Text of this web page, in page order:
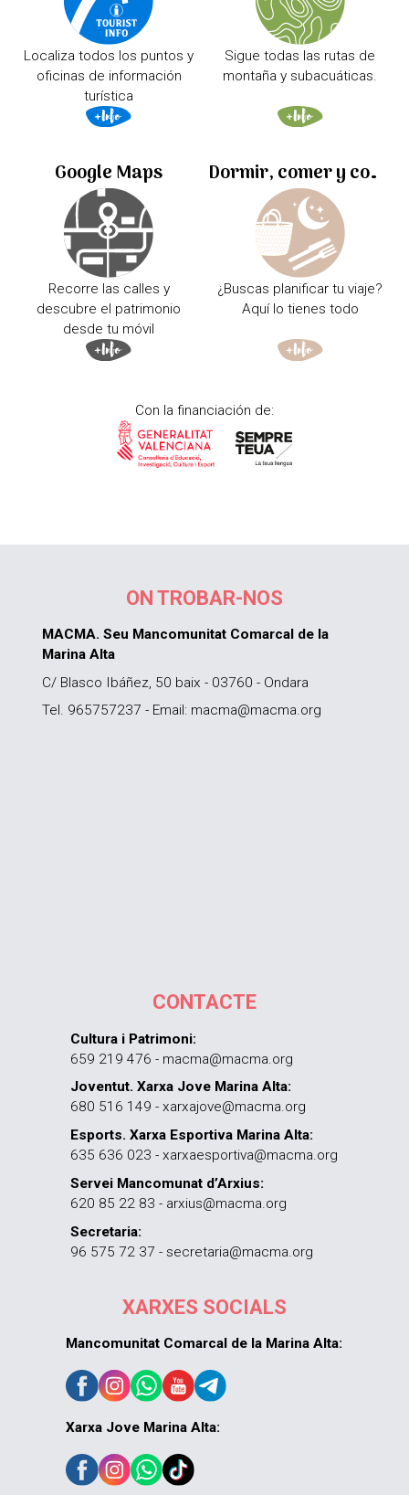
Localiza todos los puntos y
oficinas de información
turística
Sigue todas las rutas de
montaña y subacuáticas.
Google Maps
Recorre las calles y
descubre el patrimonio
desde tu móvil
Dormir, comer y comprar
¿Buscas planificar tu viaje?
Aquí lo tienes todo
Con la financiación de:
ON TROBAR-NOS
MACMA. Seu Mancomunitat Comarcal de la
Marina Alta
C/ Blasco Ibáñez, 50 baix - 03760 - Ondara
Tel. 965757237 - Email: macma@macma.org
CONTACTE
Cultura i Patrimoni:
659 219 476 - macma@macma.org
Joventut. Xarxa Jove Marina Alta:
680 516 149 - xarxajove@macma.org
Esports. Xarxa Esportiva Marina Alta:
635 636 023 - xarxaesportiva@macma.org
Servei Mancomunat d’Arxius:
620 85 22 83 - arxius@macma.org
Secretaria:
96 575 72 37 - secretaria@macma.org
XARXES SOCIALS
Mancomunitat Comarcal de la Marina Alta:
Xarxa Jove Marina Alta: